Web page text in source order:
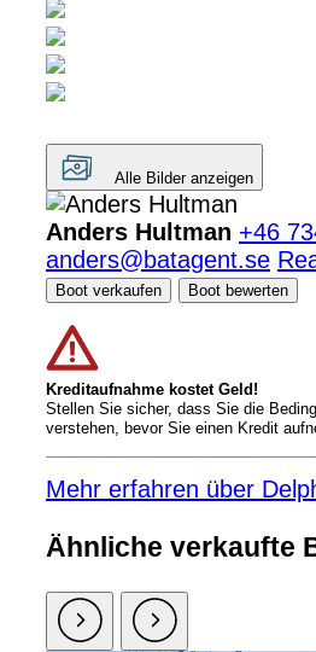
Alle Bilder anzeigen
Anders Hultman +46
anders@batagent.se
Boot verkaufen Boot bewerten
Kreditaufnahme kostet Geld!
Stellen Sie sicher, dass Sie die
verstehen, bevor Sie einen Kredit
Mehr erfahren über
Ähnliche verkaufte